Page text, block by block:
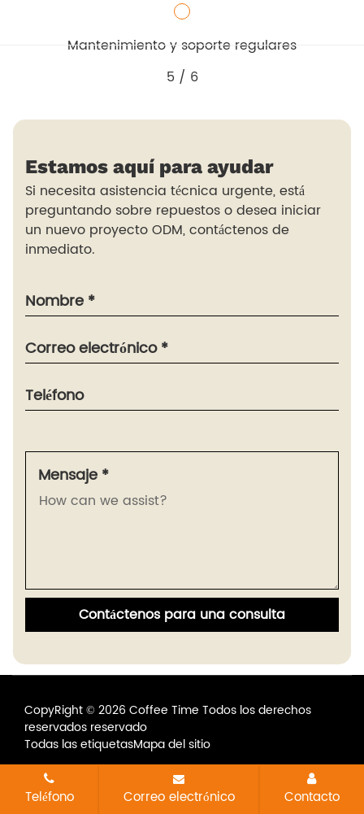
Mantenimiento y soporte regulares
5 / 6
Estamos aquí para ayudar
Si necesita asistencia técnica urgente, está
preguntando sobre repuestos o desea iniciar
un nuevo proyecto ODM, contáctenos de
inmediato.
Nombre *
Correo electrónico *
Teléfono
Mensaje *
Contáctenos para una consulta
CopyRight © 2026 Coffee Time Todos los derechos
reservados reservado
Todas las etiquetasMapa del sitio
Teléfono Correo electrónico Contacto